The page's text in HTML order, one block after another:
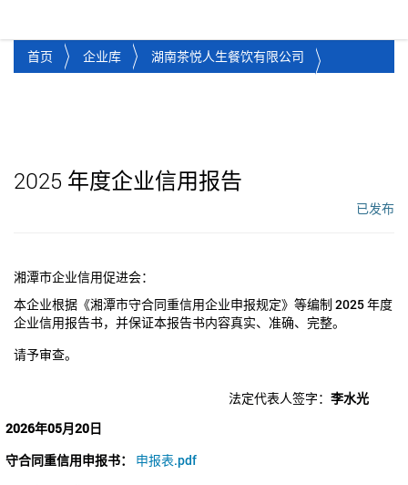
首页 企业库 湖南茶悦人生餐饮有限公司
2025 年度企业信用报告
已发布
湘潭市企业信用促进会：
本企业根据《湘潭市守合同重信用企业申报规定》等编制 2025年度
企业信用报告书，并保证本报告书内容真实、准确、完整。
请予审查。
法定代表人签字： 李水光
2026年05月20日
守合同重信用申报书：
申报表.pdf